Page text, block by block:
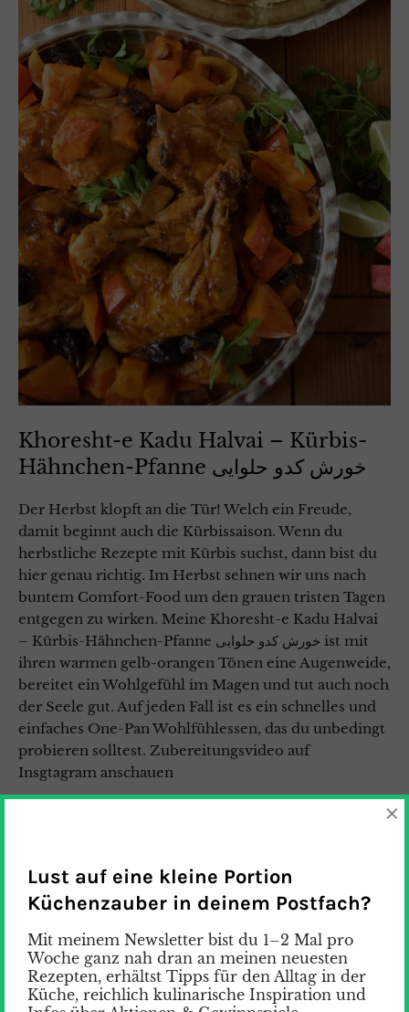
Khoresht-e Kadu Halvai – Kürbis-
Hähnchen-Pfanne خورش کدو حلوایی
Der Herbst klopft an die Tür! Welch ein Freude,
damit beginnt auch die Kürbissaison. Wenn du
herbstliche Rezepte mit Kürbis suchst, dann bist du
hier genau richtig. Im Herbst sehnen wir uns nach
buntem Comfort-Food um den grauen tristen Tagen
entgegen zu wirken. Meine Khoresht-e Kadu Halvai
– Kürbis-Hähnchen-Pfanne خورش کدو حلوایی ist mit
ihren warmen gelb-orangen Tönen eine Augenweide,
bereitet ein Wohlgefühl im Magen und tut auch noch
der Seele gut. Auf jeden Fall ist es ein schnelles und
einfaches One-Pan Wohlfühlessen, das du unbedingt
probieren solltest. Zubereitungsvideo auf
Insgtagram anschauen
Lust auf eine kleine Portion
Küchenzauber in deinem Postfach?
Mit meinem Newsletter bist du 1–2 Mal pro
Woche ganz nah dran an meinen neuesten
Rezepten, erhältst Tipps für den Alltag in der
Küche, reichlich kulinarische Inspiration und
×